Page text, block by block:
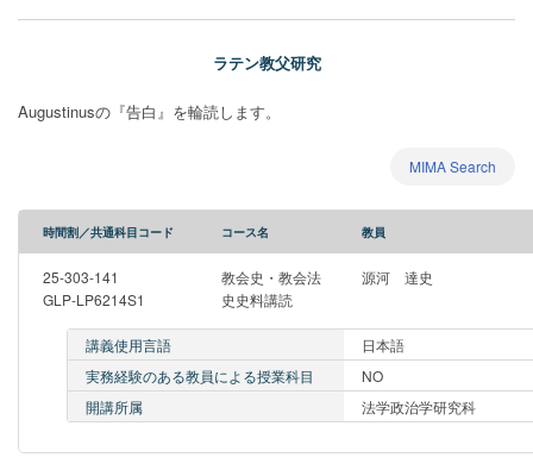
ラテン教父研究
Augustinusの『告白』を輪読します。
MIMA Search
時間割／共通科目コード コース名 教員
25-303-141
GLP-LP6214S1
教会史・教会法
史史料講読
源河 達史
講義使用言語
日本語
実務経験のある教員による授業科目
NO
開講所属
法学政治学研究科